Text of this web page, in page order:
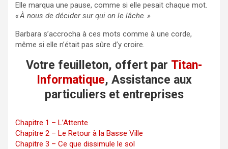
Elle marqua une pause, comme si elle pesait chaque mot.
« À nous de décider sur qui on le lâche. »
Barbara s’accrocha à ces mots comme à une corde,
même si elle n’était pas sûre d’y croire.
Votre feuilleton, offert par Titan-
Informatique, Assistance aux
particuliers et entreprises
Chapitre 1 – L’Attente
Chapitre 2 – Le Retour à la Basse Ville
Chapitre 3 – Ce que dissimule le sol